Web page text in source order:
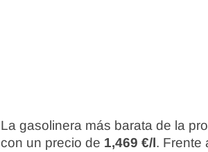
La gasolinera más barata de la
con un precio de 1,469 €/l. Frente